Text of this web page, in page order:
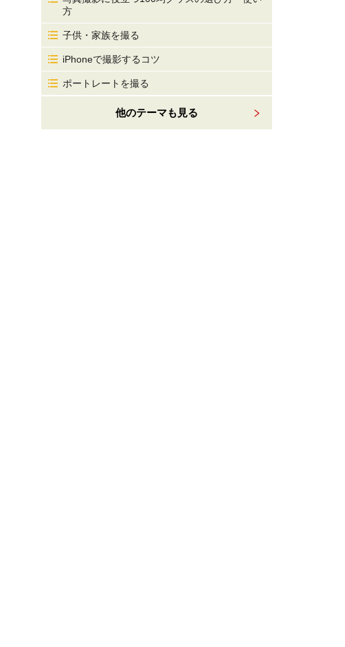
方
子供・家族を撮る
iPhoneで撮影するコツ
ポートレートを撮る
他のテーマも見る